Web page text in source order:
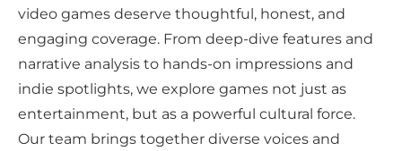
video games deserve thoughtful, honest, and
engaging coverage. From deep-dive features and
narrative analysis to hands-on impressions and
indie spotlights, we explore games not just as
entertainment, but as a powerful cultural force.
Our team brings together diverse voices and